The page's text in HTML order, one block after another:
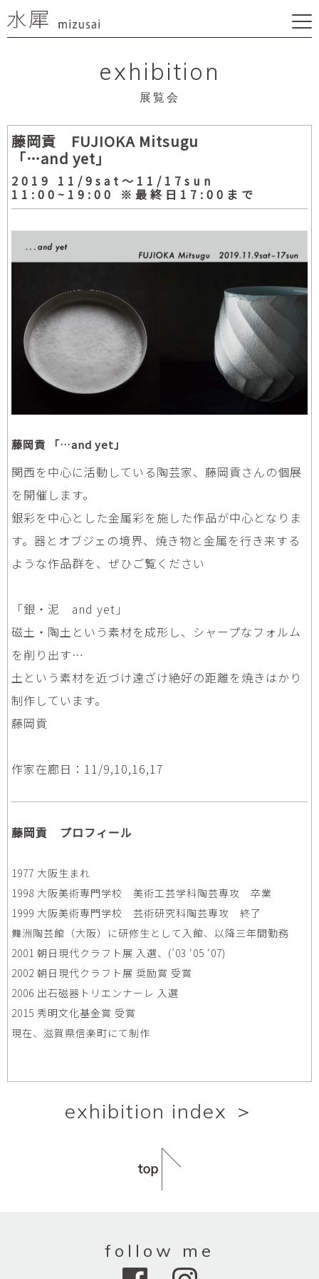
exhibition
展覧会
藤岡貢 FUJIOKA Mitsugu
「…and yet」
2019 11/9sat〜11/17sun
11:00~19:00 ※最終日17:00まで
藤岡貢 「…and yet」
関西を中心に活動している陶芸家、藤岡貢さんの個展
を開催します。
銀彩を中心とした金属彩を施した作品が中心となりま
す。器とオブジェの境界、焼き物と金属を行き来する
ような作品群を、ぜひご覧ください
「銀・泥 and yet」
磁土・陶土という素材を成形し、シャープなフォルム
を削り出す…
土という素材を近づけ遠ざけ絶好の距離を焼きはかり
制作しています。
藤岡貢
作家在廊日：11/9,10,16,17
藤岡貢 プロフィール
1977 大阪生まれ
1998 大阪美術専門学校 美術工芸学科陶芸専攻 卒業
1999 大阪美術専門学校 芸術研究科陶芸専攻 終了
舞洲陶芸館（大阪）に研修生として入館、以降三年間勤務
2001 朝日現代クラフト展 入選、(’03 ‘05 ‘07)
2002 朝日現代クラフト展 奨励賞 受賞
2006 出石磁器トリエンナーレ 入選
2015 秀明文化基金賞 受賞
現在、滋賀県信楽町にて制作
exhibition index ＞
follow me